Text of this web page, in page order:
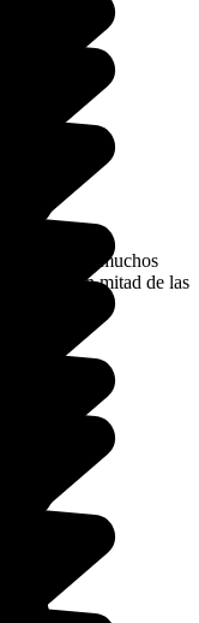
no tiene muchos
ideal en mitad de las